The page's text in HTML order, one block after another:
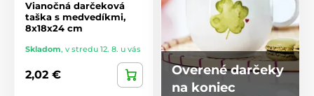
Vianočná darčeková
taška s medvedíkmi,
8x18x24 cm
Skladom, v stredu 12. 8. u vás
2,02 €
Overené darčeky
na koniec